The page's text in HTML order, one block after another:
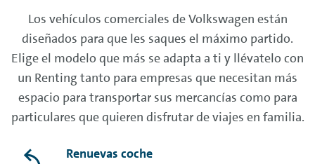
Los vehículos comerciales de Volkswagen están
diseñados para que les saques el máximo partido.
Elige el modelo que más se adapta a ti y llévatelo con
un Renting tanto para empresas que necesitan más
espacio para transportar sus mercancías como para
particulares que quieren disfrutar de viajes en familia.
Renuevas coche